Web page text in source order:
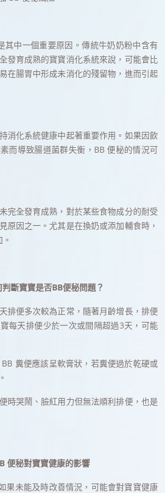
其中一個重要原因。傳統牛奶奶粉中含有
發育成熟的寶寶消化系統來說，可能會比
在腸胃中形成未消化的殘留物，進而引起
消化系統健康中起著重要作用。如果因飲
而導致腸道菌群失衡，BB 便秘的情況可
完全發育成熟，對於某些食物成分的耐受
原因之一。尤其是在換奶或添加輔食時，
斷寶寶是否BB便秘問題？
排便多次較為正常，隨著月齡增長，排便
每天排便少於一次或間隔超過3天，可能
糞便應該呈軟膏狀，若糞便過於乾硬或
時哭鬧、臉紅用力但無法順利排便，也是
便秘對寶寶健康的影響
果未能及時改善情況，可能會對寶寶健康